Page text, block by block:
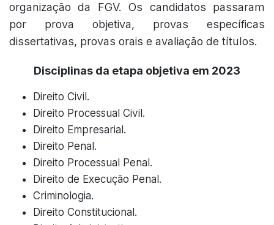
organização da FGV. Os candidatos passaram
por prova objetiva, provas específicas
dissertativas, provas orais e avaliação de títulos.
Disciplinas da etapa objetiva em 2023
Direito Civil.
Direito Processual Civil.
Direito Empresarial.
Direito Penal.
Direito Processual Penal.
Direito de Execução Penal.
Criminologia.
Direito Constitucional.